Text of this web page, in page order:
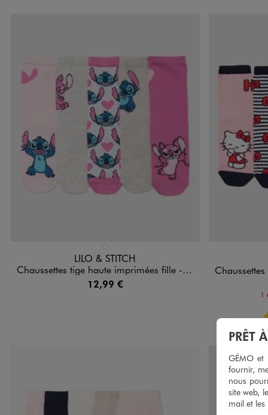
LILO & STITCH
Chaussettes tige haute imprimées fille - Stitch (lot de 5 paires)
12,99 €
Chaussettes
1
PRÊT
GÉMO et
fournir,
nous
site web,
mail et les